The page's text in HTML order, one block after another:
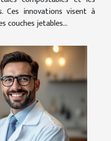
Ces innovations visent à
couches jetables...